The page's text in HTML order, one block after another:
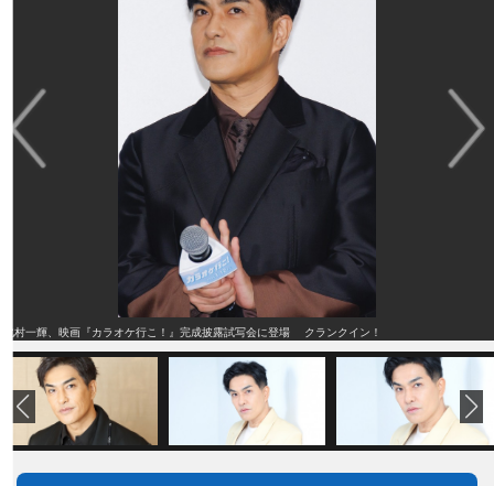
北村一輝、映画『カラオケ行こ！』完成披露試写会に登場 クランクイン！